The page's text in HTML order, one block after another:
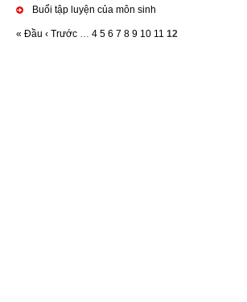
Buổi tập luyện của môn sinh
« Đầu ‹ Trước … 4 5 6 7 8 9 10 11 12